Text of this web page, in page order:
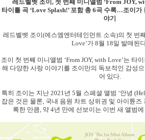
레드벨벳 조이 , 첫 번째 미니앨범 ‘From JOY,
타이틀 곡 ‘Love Splash!’ 포함 총 6곡 수록…조이가
야기
레드벨벳 조이(에스엠엔터테인먼트 소속)의 첫 번
Love’가 8월 18일 발매된
조이 첫 번째 미니앨범 ‘From JOY, with Love’는 타이
해 다양한 사랑 이야기를 조이만의 독보적인 감성
어 있다.
특히 조이는 지난 2021년 5월 스페셜 앨범 ‘안녕
잡은 것은 물론, 국내 음원 차트 상위권 및 아이튠즈
록한 만큼, 약4년 만에 선보이는 이번 새 앨범